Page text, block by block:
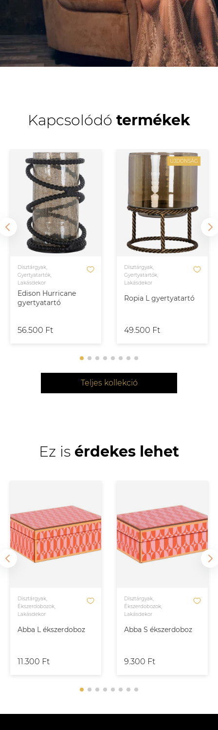
Kapcsolódó termékek
Edison Hurricane
gyertyatartó
Dísztárgyak,
Gyertyatartók,
Lakásdekor
56.500 Ft
ÚJDONSÁG
Ropia L gyertyatartó
Dísztárgyak,
Gyertyatartók,
Lakásdekor
49.500 Ft
Teljes kollekció
Ez is érdekes lehet
Abba L ékszerdoboz
Dísztárgyak,
Ékszerdobozok,
Lakásdekor
11.300 Ft
Abba S ékszerdoboz
Dísztárgyak,
Ékszerdobozok,
Lakásdekor
9.300 Ft